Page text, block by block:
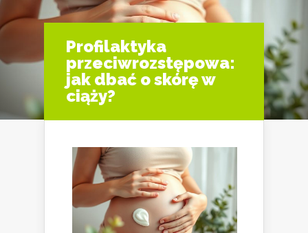
Profilaktyka
przeciwrozstępowa:
jak dbać o skórę w
ciąży?